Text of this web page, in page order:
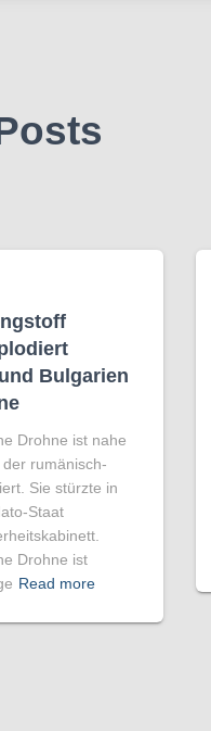
Bulgarien
Drohne ist nahe
rumänisch-
Sie stürzte in
Staat
Drohne ist
Read more